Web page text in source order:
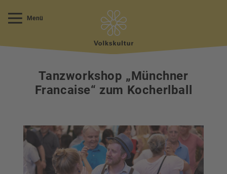
Menü
Tanzworkshop „Münchner
Francaise“ zum Kocherlball